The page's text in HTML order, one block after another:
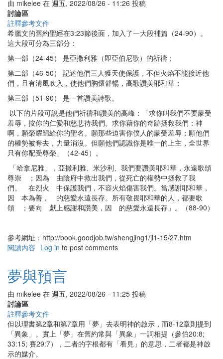
由 mikelee 在 週五, 2022/08/26 - 11:26 投稿
討論區
註釋參考文件
希臘文的舊約聖經在3:23節後面，加入了一大段補篇（24-90）。
這大段可分為三部分：
第一部（24-45） 是亞撒利雅（即亞伯尼歌）的祈禱；
第二部（46-50） 記述他們三人獲天使保護，不但火焰不能接近他
們，且有清風吹入，使他們胸懷舒暢，高歌讚美耶和華；
第三部（51-90） 是一首讚美詩歌。
以下的片段可說是他們祈禱和讚美的高峰：「求你叫我們不要蒙受
羞辱，按你的仁愛和慈悲待我們。求你藉你的奇跡拯救我們；神
啊，願榮耀歸給你的聖名。願那些迫害你僕人的蒙受羞辱；願他們
的權勢被奪去，力量消沒。但願他們認識你是唯一的上主，全世界
只有你配受尊榮」（42-45）。
「哈拿尼雅」，亞撒利雅、米沙利、我們要讚美耶和華，永遠歌頌
尊崇 ；因為 由陰府中救出我們，從死亡的權勢中拯救了我
們。 在烈火 中保護我們，不容火焰傷害我們。當感謝耶和華，
因 本為善， 的慈愛永遠長存。所有敬畏耶和華的人，都要歌
頌 ；要向 獻上感謝和讚美，因 的慈愛永遠長存」。（88-90）
參考網址：http://book.goodjob.tw/shengjing1/jl1-15/27.htm
閱讀內容 有
火
窯
的
禱
和
讚
美
Log in to post comments
夢與預言
由 mikelee 在 週五, 2022/08/26 - 11:25 投稿
討論區
註釋參考文件
但以理書第2章和第7章用「夢」去表明神的啟示，而8-12章則提到
「異象」。實上「夢」在舊約常與「異象」一詞相提（參伯20:8;
33:15; 賽29:7），二者的字根都有「看見」的意思，二者都是神啟
示的媒介。